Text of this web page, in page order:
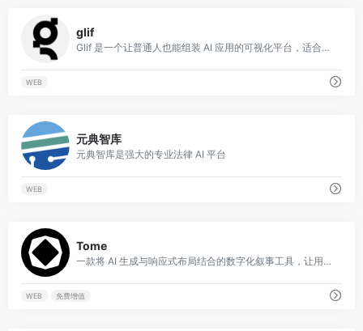
glif
Glif 是一个让普通人也能组装 AI 应用的可视化平台，适合快速创意实现
WEB
元典智库
元典智库是强大的专业法律 AI 平台
WEB
Tome
一款将 AI 生成与响应式布局结合的数字化叙事工具，让用户能通过简单提示词快速创建现代感十足的交互式演示文稿。
WEB 免费增值